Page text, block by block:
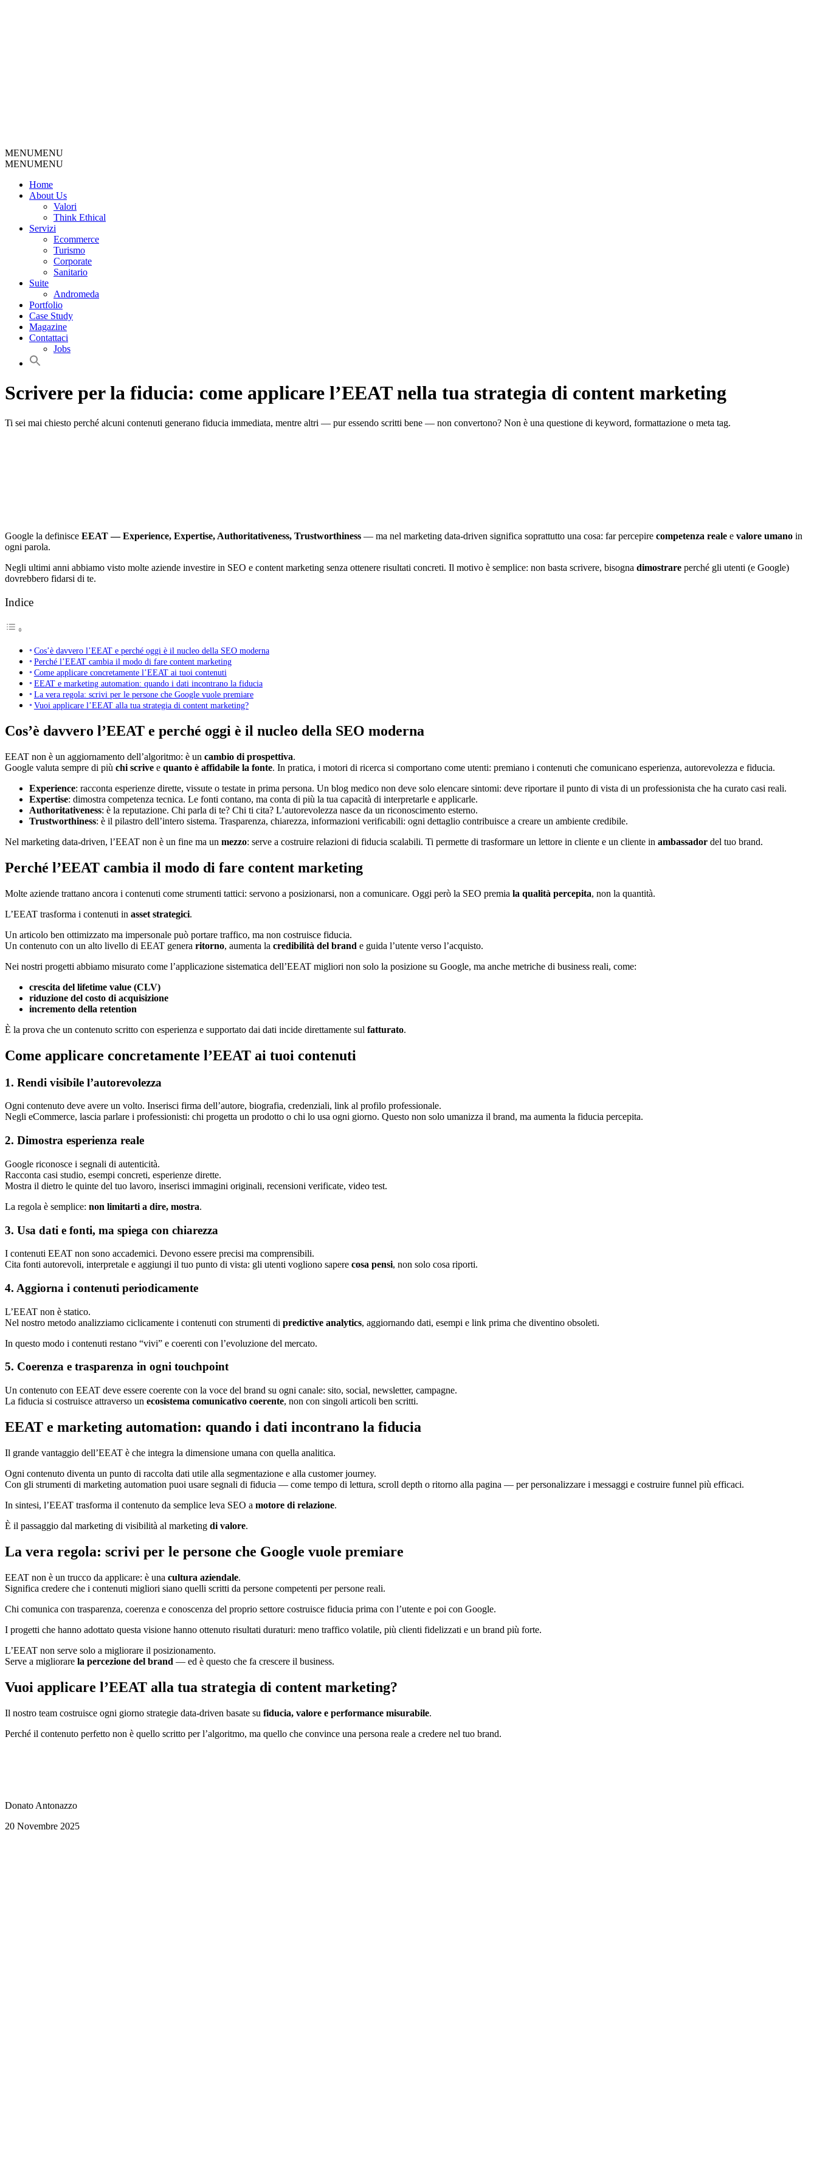
MENUMENU
MENUMENU
Home
About Us
Valori
Think Ethical
Servizi
Ecommerce
Turismo
Corporate
Sanitario
Suite
Andromeda
Portfolio
Case Study
Magazine
Contattaci
Jobs
Scrivere per la fiducia: come applicare l’EEAT nella tua strategia di content marketing
Ti sei mai chiesto perché alcuni contenuti generano fiducia immediata, mentre altri — pur essendo scritti bene — non convertono? Non è una questione di keyword, formattazione o meta tag.
Google la definisce EEAT — Experience, Expertise, Authoritativeness, Trustworthiness — ma nel marketing data-driven significa soprattutto una cosa: far percepire competenza reale e valore umano in
ogni parola.
Negli ultimi anni abbiamo visto molte aziende investire in SEO e content marketing senza ottenere risultati concreti. Il motivo è semplice: non basta scrivere, bisogna dimostrare perché gli utenti (e Google)
dovrebbero fidarsi di te.
Indice
Cos’è davvero l’EEAT e perché oggi è il nucleo della SEO moderna
Perché l’EEAT cambia il modo di fare content marketing
Come applicare concretamente l’EEAT ai tuoi contenuti
EEAT e marketing automation: quando i dati incontrano la fiducia
La vera regola: scrivi per le persone che Google vuole premiare
Vuoi applicare l’EEAT alla tua strategia di content marketing?
Cos’è davvero l’EEAT e perché oggi è il nucleo della SEO moderna
EEAT non è un aggiornamento dell’algoritmo: è un cambio di prospettiva.
Google valuta sempre di più chi scrive e quanto è affidabile la fonte. In pratica, i motori di ricerca si comportano come utenti: premiano i contenuti che comunicano esperienza, autorevolezza e fiducia.
Experience: racconta esperienze dirette, vissute o testate in prima persona. Un blog medico non deve solo elencare sintomi: deve riportare il punto di vista di un professionista che ha curato casi reali.
Expertise: dimostra competenza tecnica. Le fonti contano, ma conta di più la tua capacità di interpretarle e applicarle.
Authoritativeness: è la reputazione. Chi parla di te? Chi ti cita? L’autorevolezza nasce da un riconoscimento esterno.
Trustworthiness: è il pilastro dell’intero sistema. Trasparenza, chiarezza, informazioni verificabili: ogni dettaglio contribuisce a creare un ambiente credibile.
Nel marketing data-driven, l’EEAT non è un fine ma un mezzo: serve a costruire relazioni di fiducia scalabili. Ti permette di trasformare un lettore in cliente e un cliente in ambassador del tuo brand.
Perché l’EEAT cambia il modo di fare content marketing
Molte aziende trattano ancora i contenuti come strumenti tattici: servono a posizionarsi, non a comunicare. Oggi però la SEO premia la qualità percepita, non la quantità.
L’EEAT trasforma i contenuti in asset strategici.
Un articolo ben ottimizzato ma impersonale può portare traffico, ma non costruisce fiducia.
Un contenuto con un alto livello di EEAT genera ritorno, aumenta la credibilità del brand e guida l’utente verso l’acquisto.
Nei nostri progetti abbiamo misurato come l’applicazione sistematica dell’EEAT migliori non solo la posizione su Google, ma anche metriche di business reali, come:
crescita del lifetime value (CLV)
riduzione del costo di acquisizione
incremento della retention
È la prova che un contenuto scritto con esperienza e supportato dai dati incide direttamente sul fatturato.
Come applicare concretamente l’EEAT ai tuoi contenuti
1. Rendi visibile l’autorevolezza
Ogni contenuto deve avere un volto. Inserisci firma dell’autore, biografia, credenziali, link al profilo professionale.
Negli eCommerce, lascia parlare i professionisti: chi progetta un prodotto o chi lo usa ogni giorno. Questo non solo umanizza il brand, ma aumenta la fiducia percepita.
2. Dimostra esperienza reale
Google riconosce i segnali di autenticità.
Racconta casi studio, esempi concreti, esperienze dirette.
Mostra il dietro le quinte del tuo lavoro, inserisci immagini originali, recensioni verificate, video test.
La regola è semplice: non limitarti a dire, mostra.
3. Usa dati e fonti, ma spiega con chiarezza
I contenuti EEAT non sono accademici. Devono essere precisi ma comprensibili.
Cita fonti autorevoli, interpretale e aggiungi il tuo punto di vista: gli utenti vogliono sapere cosa pensi, non solo cosa riporti.
4. Aggiorna i contenuti periodicamente
L’EEAT non è statico.
Nel nostro metodo analizziamo ciclicamente i contenuti con strumenti di predictive analytics, aggiornando dati, esempi e link prima che diventino obsoleti.
In questo modo i contenuti restano “vivi” e coerenti con l’evoluzione del mercato.
5. Coerenza e trasparenza in ogni touchpoint
Un contenuto con EEAT deve essere coerente con la voce del brand su ogni canale: sito, social, newsletter, campagne.
La fiducia si costruisce attraverso un ecosistema comunicativo coerente, non con singoli articoli ben scritti.
EEAT e marketing automation: quando i dati incontrano la fiducia
Il grande vantaggio dell’EEAT è che integra la dimensione umana con quella analitica.
Ogni contenuto diventa un punto di raccolta dati utile alla segmentazione e alla customer journey.
Con gli strumenti di marketing automation puoi usare segnali di fiducia — come tempo di lettura, scroll depth o ritorno alla pagina — per personalizzare i messaggi e costruire funnel più efficaci.
In sintesi, l’EEAT trasforma il contenuto da semplice leva SEO a motore di relazione.
È il passaggio dal marketing di visibilità al marketing di valore.
La vera regola: scrivi per le persone che Google vuole premiare
EEAT non è un trucco da applicare: è una cultura aziendale.
Significa credere che i contenuti migliori siano quelli scritti da persone competenti per persone reali.
Chi comunica con trasparenza, coerenza e conoscenza del proprio settore costruisce fiducia prima con l’utente e poi con Google.
I progetti che hanno adottato questa visione hanno ottenuto risultati duraturi: meno traffico volatile, più clienti fidelizzati e un brand più forte.
L’EEAT non serve solo a migliorare il posizionamento.
Serve a migliorare la percezione del brand — ed è questo che fa crescere il business.
Vuoi applicare l’EEAT alla tua strategia di content marketing?
Il nostro team costruisce ogni giorno strategie data-driven basate su fiducia, valore e performance misurabile.
Perché il contenuto perfetto non è quello scritto per l’algoritmo, ma quello che convince una persona reale a credere nel tuo brand.
Donato Antonazzo
20 Novembre 2025